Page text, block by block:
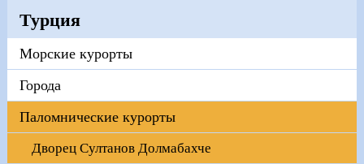
Турция
Морские курорты
Города
Паломнические курорты
Дворец Султанов Долмабахче